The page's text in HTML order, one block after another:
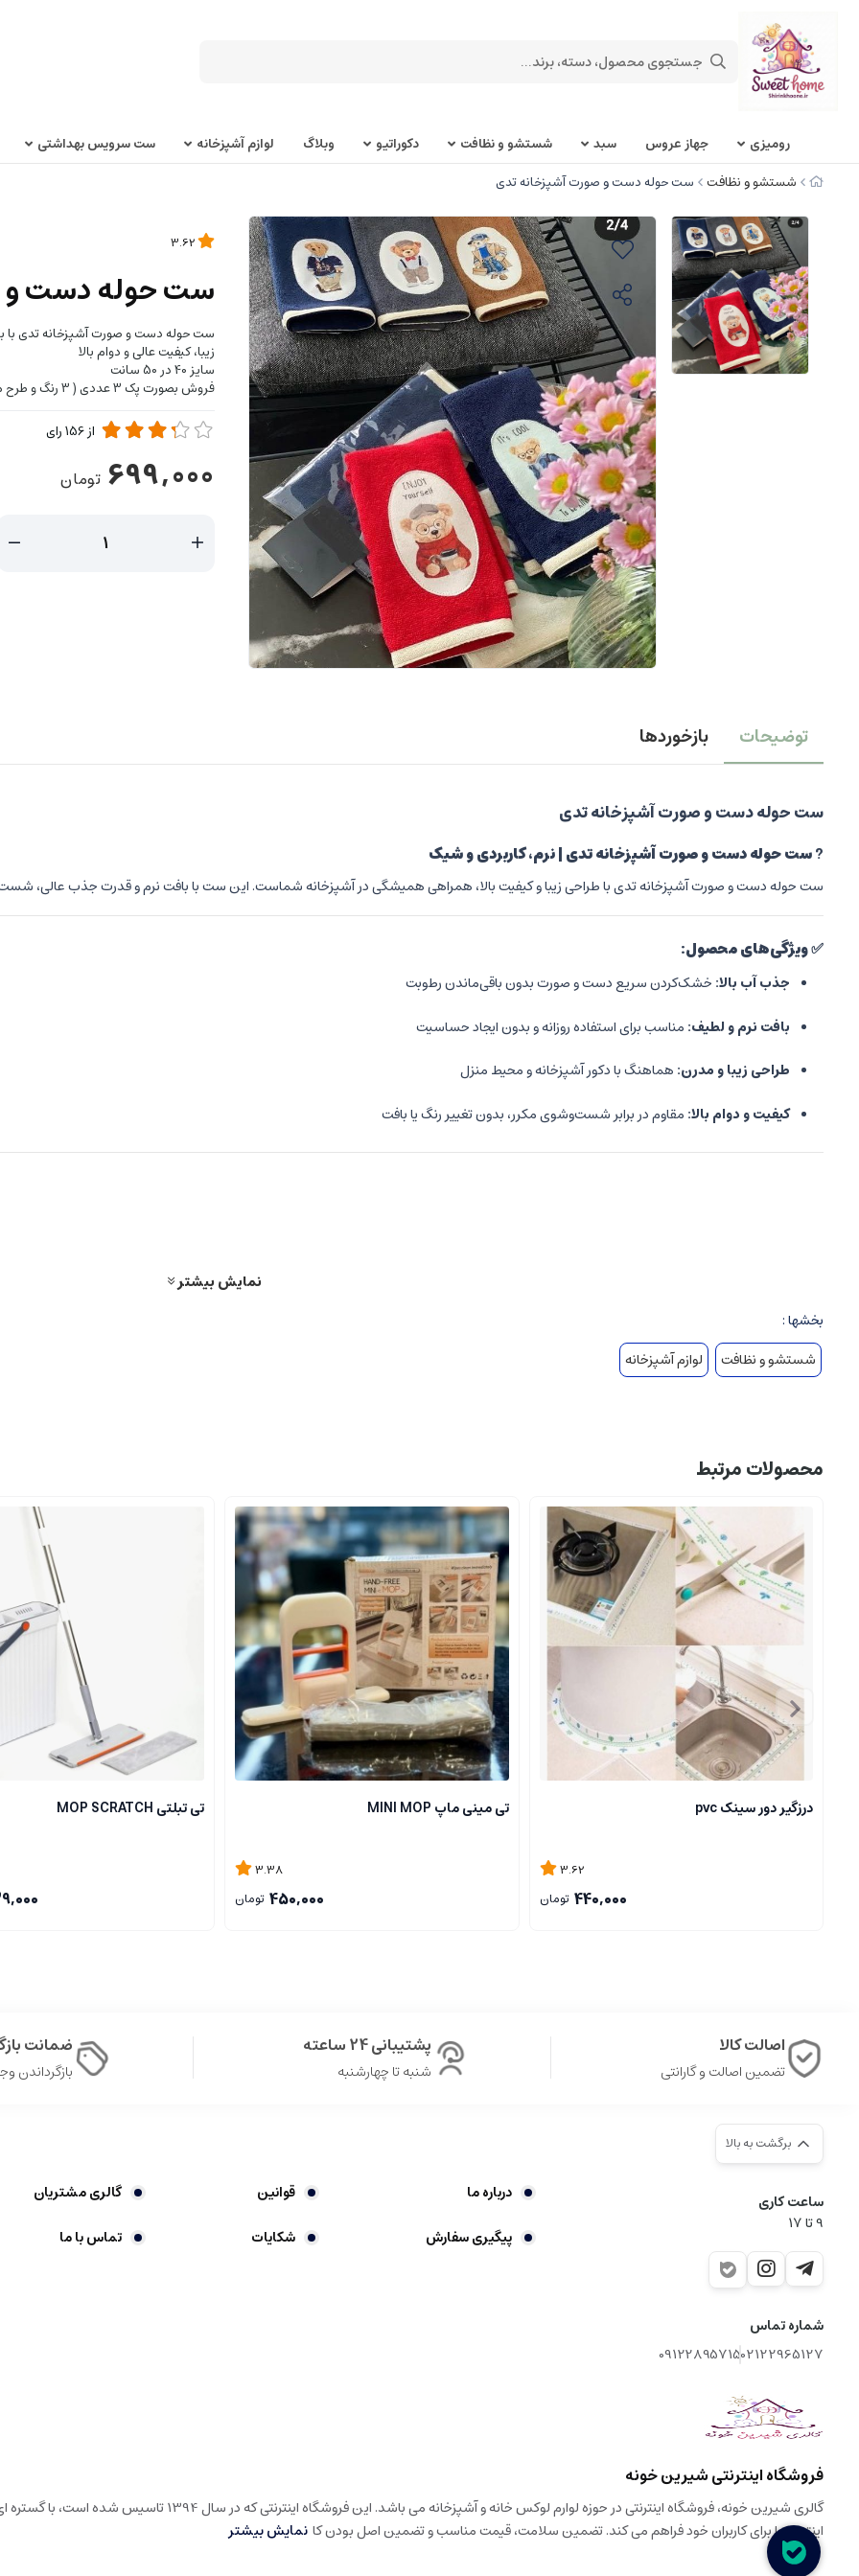
روميزی جهاز عروس سبد شستشو و نظافت دکوراتیو وبلاگ لوازم آشپزخانه ست سرویس بهداشتی
شستشو و نظافت
ست حوله دست و صورت آشپزخانه تدی
ست حوله دست و
ست حوله دست و صورت آشپزخانه تدی با
زیبا، کیفیت عالی و دوام بالا
سایز 40 در 50 سانت
فروش بصورت پک 3 عددی ( 3 رنگ و طرح متفاوت خرس تدی بصورت شانسی)
از156رای
699,000 تومان
توضیحات بازخوردها
ست حوله دست و صورت آشپزخانه تدی
?ست حوله دست و صورت آشپزخانه تدی | نرم، کاربردی و شیک
ست حوله دست و صورت آشپزخانه تدی با طراحی زیبا و کیفیت بالا، همراهی همیشگی در آشپزخانه شماست. این ست با بافت نرم و قدرت جذب عالی،
✅ویژگی‌های محصول:
جذب آب بالا: خشک‌کردن سریع دست و صورت بدون باقی‌ماندن رطوبت
بافت نرم و لطیف: مناسب برای استفاده روزانه و بدون ایجاد حساسیت
طراحی زیبا و مدرن: هماهنگ با دکور آشپزخانه و محیط منزل
کیفیت و دوام بالا: مقاوم در برابر شست‌وشوی مکرر، بدون تغییر رنگ یا بافت
اگر به دنبال حوله‌ای بانرمی، جذب آب بالا، و طراحی شیک
نمایش بیشتر
بخشها :
شستشو و نظافت
لوازم آشپزخانه
محصولات مرتبط
درزگیر دور سینک pvc
3.62
440,000 تومان
تی مینی ماپ MINI MOP
3.38
450,000 تومان
تی تبلتی MOP SCRATCH
اصالت کالا
تضمین اصالت و گارانتی
پشتیبانی 24 ساعته
شنبه تا چهارشنبه
ضمانت
بازگرداندن وجه
برگشت به بالا
ساعت کاری
9‌ تا ۱۷
شماره تماس
02122965127
09122895715
درباره ما قوانین
گالری مشتریان
پیگیری سفارش
شکایات تماس با ما
فروشگاه اینترنتی شیرین خونه
گالری شیرین خونه، فروشگاه اینترنتی در حوزه لوارم لوکس خانه
اینترنتی را برای کاربران خود فراهم می کند. تضمین سلامت، قیمت مناسب و تضمین اصل بودن کا نمایش بیشتر